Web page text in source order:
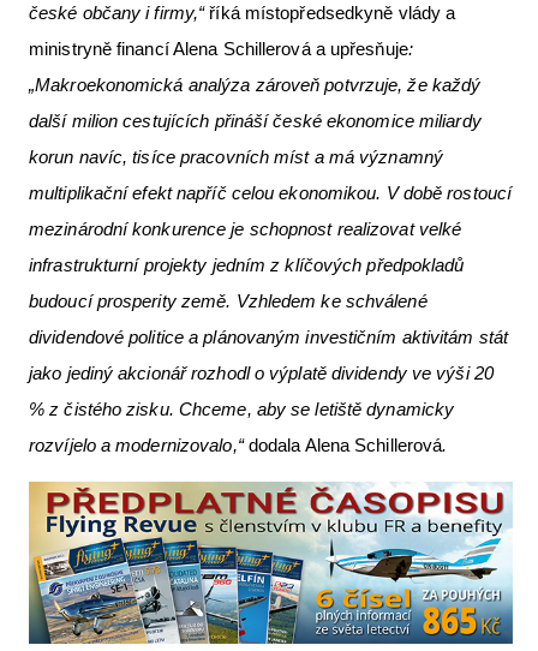
české občany i firmy,“říká místopředsedkyně vlády a
ministryně financí Alena Schillerová a upřesňuje:
„Makroekonomická analýza zároveň potvrzuje, že každý
další milion cestujících přináší české ekonomice miliardy
korun navíc, tisíce pracovních míst a má významný
multiplikační efekt napříč celou ekonomikou. V době rostoucí
mezinárodní konkurence je schopnost realizovat velké
infrastrukturní projekty jedním z klíčových předpokladů
budoucí prosperity země. Vzhledem ke schválené
dividendové politice a plánovaným investičním aktivitám stát
jako jediný akcionář rozhodl o výplatě dividendy ve výši 20
% z čistého zisku. Chceme, aby se letiště dynamicky
rozvíjelo a modernizovalo,“dodala Alena Schillerová.